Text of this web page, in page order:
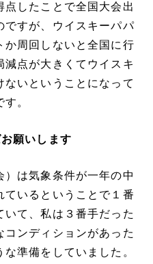
したことで全国大会出
ですが、ウイスキーパパ
か周回しないと全国に行
点が大きくてウイスキ
いということになって
。
願いします
は気象条件が一年の中
ているということで１番
て、私は３番手だった
ンディションがあった
準備をしていました。